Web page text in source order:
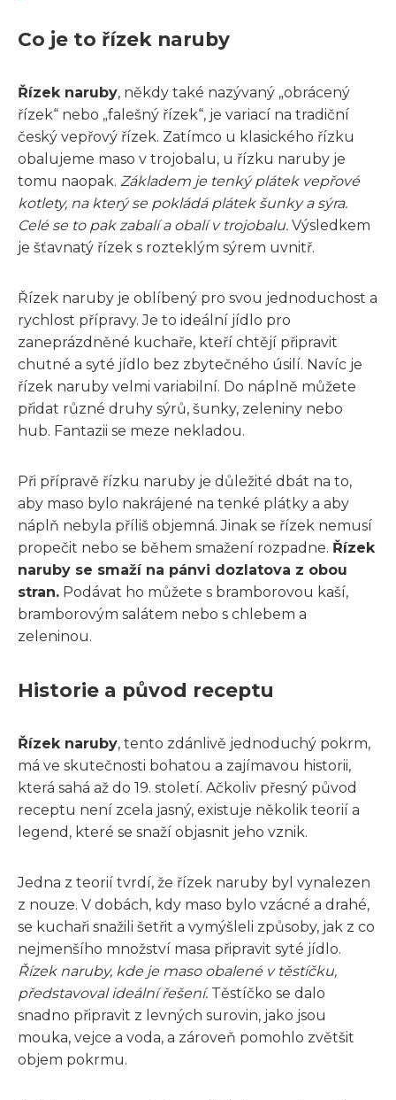
Co je to řízek naruby
Řízek naruby, někdy také nazývaný „obrácený
řízek“ nebo „falešný řízek“, je variací na tradiční
český vepřový řízek. Zatímco u klasického řízku
obalujeme maso v trojobalu, u řízku naruby je
tomu naopak. Základem je tenký plátek vepřové
kotlety, na který se pokládá plátek šunky a sýra.
Celé se to pak zabalí a obalí v trojobalu. Výsledkem
je šťavnatý řízek s rozteklým sýrem uvnitř.
Řízek naruby je oblíbený pro svou jednoduchost a
rychlost přípravy. Je to ideální jídlo pro
zaneprázdněné kuchaře, kteří chtějí připravit
chutné a syté jídlo bez zbytečného úsilí. Navíc je
řízek naruby velmi variabilní. Do náplně můžete
přidat různé druhy sýrů, šunky, zeleniny nebo
hub. Fantazii se meze nekladou.
Při přípravě řízku naruby je důležité dbát na to,
aby maso bylo nakrájené na tenké plátky a aby
náplň nebyla příliš objemná. Jinak se řízek nemusí
propečit nebo se během smažení rozpadne. Řízek
naruby se smaží na pánvi dozlatova z obou
stran. Podávat ho můžete s bramborovou kaší,
bramborovým salátem nebo s chlebem a
zeleninou.
Historie a původ receptu
Řízek naruby, tento zdánlivě jednoduchý pokrm,
má ve skutečnosti bohatou a zajímavou historii,
která sahá až do 19. století. Ačkoliv přesný původ
receptu není zcela jasný, existuje několik teorií a
legend, které se snaží objasnit jeho vznik.
Jedna z teorií tvrdí, že řízek naruby byl vynalezen
z nouze. V dobách, kdy maso bylo vzácné a drahé,
se kuchaři snažili šetřit a vymýšleli způsoby, jak z co
nejmenšího množství masa připravit syté jídlo.
Řízek naruby, kde je maso obalené v těstíčku,
představoval ideální řešení.Těstíčko se dalo
snadno připravit z levných surovin, jako jsou
mouka, vejce a voda, a zároveň pomohlo zvětšit
objem pokrmu.